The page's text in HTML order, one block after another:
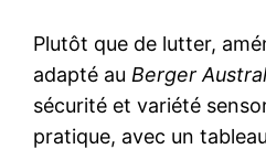
Plutôt que de lutter,
adapté au Berger
sécurité et variété
pratique, avec un